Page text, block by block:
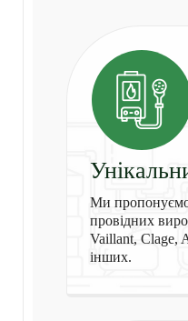
Ми пропонуємо
провідних
Vaillant, Clage,
інших.